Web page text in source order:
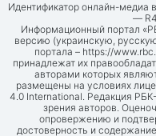
Идентификатор онлайн-медиа
—
Информационный портал
версию (украинскую,
портала – https://
принадлежат их
авторами которых
размещены на условиях
4.0 International. Редакция
зрения авторов.
опровержению и
достоверность и